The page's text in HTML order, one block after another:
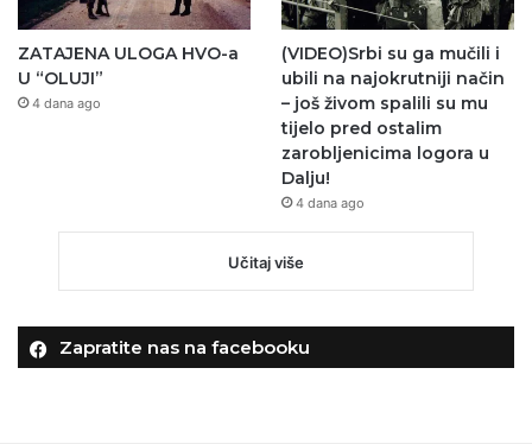
ZATAJENA ULOGA HVO-a
U “OLUJI”
4 dana ago
(VIDEO)Srbi su ga mučili i
ubili na najokrutniji način
– još živom spalili su mu
tijelo pred ostalim
zarobljenicima logora u
Dalju!
4 dana ago
Učitaj više
Zapratite nas na facebooku